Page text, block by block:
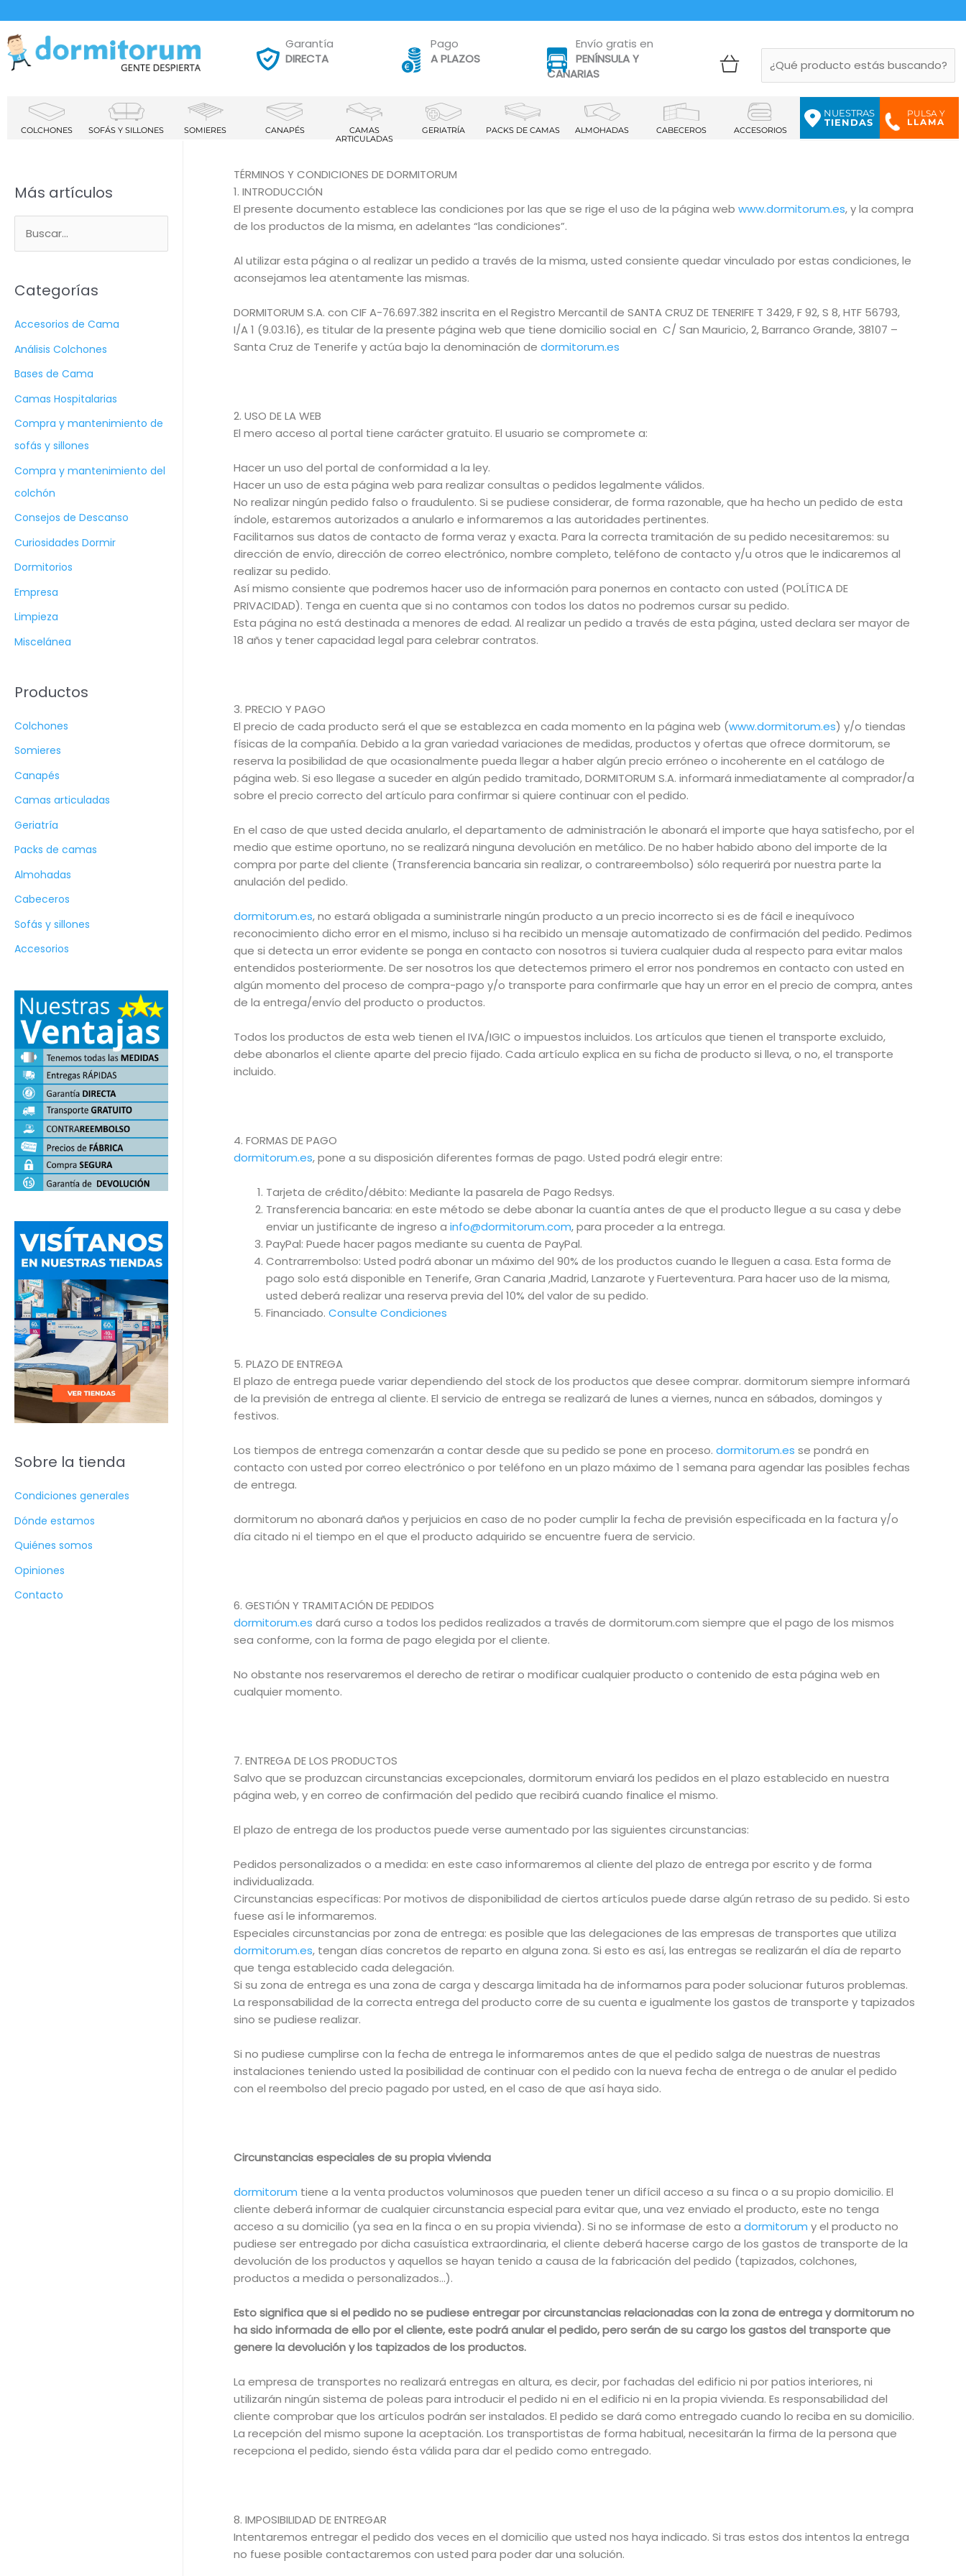
Garantía
DIRECTA
Pago
A PLAZOS
Envío gratis en
PENÍNSULA Y
CANARIAS
COLCHONES SOFÁS Y SILLONES SOMIERES CANAPÉS
CAMAS
ARTICULADAS
GERIATRÍA PACKS DE CAMAS ALMOHADAS CABECEROS ACCESORIOS
NUESTRAS
TIENDAS
PULSA Y
LLAMA
Más artículos
a
r
p
o
Categorías
Accesorios de Cama
Análisis Colchones
Bases de Cama
Camas Hospitalarias
Compra y mantenimiento de
sofás y sillones
Compra y mantenimiento del
colchón
Consejos de Descanso
Curiosidades Dormir
Dormitorios
Empresa
Limpieza
Miscelánea
Productos
Colchones
Somieres
Canapés
Camas articuladas
Geriatría
Packs de camas
Almohadas
Cabeceros
Sofás y sillones
Accesorios
Sobre la tienda
Condiciones generales
Dónde estamos
Quiénes somos
Opiniones
Contacto
TÉRMINOS Y CONDICIONES DE DORMITORUM
1. INTRODUCCIÓN
El presente documento establece las condiciones por las que se rige el uso de la página web www.dormitorum.es, y la compra
de los productos de la misma, en adelantes “las condiciones”.
Al utilizar esta página o al realizar un pedido a través de la misma, usted consiente quedar vinculado por estas condiciones, le
aconsejamos lea atentamente las mismas.
DORMITORUM S.A. con CIF A-76.697.382 inscrita en el Registro Mercantil de SANTA CRUZ DE TENERIFE T 3429, F 92, S 8, HTF 56793,
I/A 1 (9.03.16), es titular de la presente página web que tiene domicilio social en C/ San Mauricio, 2, Barranco Grande, 38107 –
Santa Cruz de Tenerife y actúa bajo la denominación de dormitorum.es
2. USO DE LA WEB
El mero acceso al portal tiene carácter gratuito. El usuario se compromete a:
Hacer un uso del portal de conformidad a la ley.
Hacer un uso de esta página web para realizar consultas o pedidos legalmente válidos.
No realizar ningún pedido falso o fraudulento. Si se pudiese considerar, de forma razonable, que ha hecho un pedido de esta
índole, estaremos autorizados a anularlo e informaremos a las autoridades pertinentes.
Facilitarnos sus datos de contacto de forma veraz y exacta. Para la correcta tramitación de su pedido necesitaremos: su
dirección de envío, dirección de correo electrónico, nombre completo, teléfono de contacto y/u otros que le indicaremos al
realizar su pedido.
Así mismo consiente que podremos hacer uso de información para ponernos en contacto con usted (POLÍTICA DE
PRIVACIDAD). Tenga en cuenta que si no contamos con todos los datos no podremos cursar su pedido.
Esta página no está destinada a menores de edad. Al realizar un pedido a través de esta página, usted declara ser mayor de
18 años y tener capacidad legal para celebrar contratos.
3. PRECIO Y PAGO
El precio de cada producto será el que se establezca en cada momento en la página web (www.dormitorum.es) y/o tiendas
físicas de la compañía. Debido a la gran variedad variaciones de medidas, productos y ofertas que ofrece dormitorum, se
reserva la posibilidad de que ocasionalmente pueda llegar a haber algún precio erróneo o incoherente en el catálogo de
página web. Si eso llegase a suceder en algún pedido tramitado, DORMITORUM S.A. informará inmediatamente al comprador/a
sobre el precio correcto del artículo para confirmar si quiere continuar con el pedido.
En el caso de que usted decida anularlo, el departamento de administración le abonará el importe que haya satisfecho, por el
medio que estime oportuno, no se realizará ninguna devolución en metálico. De no haber habido abono del importe de la
compra por parte del cliente (Transferencia bancaria sin realizar, o contrareembolso) sólo requerirá por nuestra parte la
anulación del pedido.
dormitorum.es, no estará obligada a suministrarle ningún producto a un precio incorrecto si es de fácil e inequívoco
reconocimiento dicho error en el mismo, incluso si ha recibido un mensaje automatizado de confirmación del pedido. Pedimos
que si detecta un error evidente se ponga en contacto con nosotros si tuviera cualquier duda al respecto para evitar malos
entendidos posteriormente. De ser nosotros los que detectemos primero el error nos pondremos en contacto con usted en
algún momento del proceso de compra-pago y/o transporte para confirmarle que hay un error en el precio de compra, antes
de la entrega/envío del producto o productos.
Todos los productos de esta web tienen el IVA/IGIC o impuestos incluidos. Los artículos que tienen el transporte excluido,
debe abonarlos el cliente aparte del precio fijado. Cada artículo explica en su ficha de producto si lleva, o no, el transporte
incluido.
4. FORMAS DE PAGO
dormitorum.es, pone a su disposición diferentes formas de pago. Usted podrá elegir entre:
Tarjeta de crédito/débito: Mediante la pasarela de Pago Redsys.
Transferencia bancaria: en este método se debe abonar la cuantía antes de que el producto llegue a su casa y debe
enviar un justificante de ingreso a info@dormitorum.com, para proceder a la entrega.
PayPal: Puede hacer pagos mediante su cuenta de PayPal.
Contrarrembolso: Usted podrá abonar un máximo del 90% de los productos cuando le lleguen a casa. Esta forma de
pago solo está disponible en Tenerife, Gran Canaria ,Madrid, Lanzarote y Fuerteventura. Para hacer uso de la misma,
usted deberá realizar una reserva previa del 10% del valor de su pedido.
Financiado. Consulte Condiciones
5. PLAZO DE ENTREGA
El plazo de entrega puede variar dependiendo del stock de los productos que desee comprar. dormitorum siempre informará
de la previsión de entrega al cliente. El servicio de entrega se realizará de lunes a viernes, nunca en sábados, domingos y
festivos.
Los tiempos de entrega comenzarán a contar desde que su pedido se pone en proceso. dormitorum.es se pondrá en
contacto con usted por correo electrónico o por teléfono en un plazo máximo de 1 semana para agendar las posibles fechas
de entrega.
dormitorum no abonará daños y perjuicios en caso de no poder cumplir la fecha de previsión especificada en la factura y/o
día citado ni el tiempo en el que el producto adquirido se encuentre fuera de servicio.
6. GESTIÓN Y TRAMITACIÓN DE PEDIDOS
dormitorum.es dará curso a todos los pedidos realizados a través de dormitorum.com siempre que el pago de los mismos
sea conforme, con la forma de pago elegida por el cliente.
No obstante nos reservaremos el derecho de retirar o modificar cualquier producto o contenido de esta página web en
cualquier momento.
7. ENTREGA DE LOS PRODUCTOS
Salvo que se produzcan circunstancias excepcionales, dormitorum enviará los pedidos en el plazo establecido en nuestra
página web, y en correo de confirmación del pedido que recibirá cuando finalice el mismo.
El plazo de entrega de los productos puede verse aumentado por las siguientes circunstancias:
Pedidos personalizados o a medida: en este caso informaremos al cliente del plazo de entrega por escrito y de forma
individualizada.
Circunstancias específicas: Por motivos de disponibilidad de ciertos artículos puede darse algún retraso de su pedido. Si esto
fuese así le informaremos.
Especiales circunstancias por zona de entrega: es posible que las delegaciones de las empresas de transportes que utiliza
dormitorum.es, tengan días concretos de reparto en alguna zona. Si esto es así, las entregas se realizarán el día de reparto
que tenga establecido cada delegación.
Si su zona de entrega es una zona de carga y descarga limitada ha de informarnos para poder solucionar futuros problemas.
La responsabilidad de la correcta entrega del producto corre de su cuenta e igualmente los gastos de transporte y tapizados
sino se pudiese realizar.
Si no pudiese cumplirse con la fecha de entrega le informaremos antes de que el pedido salga de nuestras de nuestras
instalaciones teniendo usted la posibilidad de continuar con el pedido con la nueva fecha de entrega o de anular el pedido
con el reembolso del precio pagado por usted, en el caso de que así haya sido.
Circunstancias especiales de su propia vivienda
dormitorum tiene a la venta productos voluminosos que pueden tener un difícil acceso a su finca o a su propio domicilio. El
cliente deberá informar de cualquier circunstancia especial para evitar que, una vez enviado el producto, este no tenga
acceso a su domicilio (ya sea en la finca o en su propia vivienda). Si no se informase de esto a dormitorum y el producto no
pudiese ser entregado por dicha casuística extraordinaria, el cliente deberá hacerse cargo de los gastos de transporte de la
devolución de los productos y aquellos se hayan tenido a causa de la fabricación del pedido (tapizados, colchones,
productos a medida o personalizados…).
Esto significa que si el pedido no se pudiese entregar por circunstancias relacionadas con la zona de entrega y dormitorum no
ha sido informada de ello por el cliente, este podrá anular el pedido, pero serán de su cargo los gastos del transporte que
genere la devolución y los tapizados de los productos.
La empresa de transportes no realizará entregas en altura, es decir, por fachadas del edificio ni por patios interiores, ni
utilizarán ningún sistema de poleas para introducir el pedido ni en el edificio ni en la propia vivienda. Es responsabilidad del
cliente comprobar que los artículos podrán ser instalados. El pedido se dará como entregado cuando lo reciba en su domicilio.
La recepción del mismo supone la aceptación. Los transportistas de forma habitual, necesitarán la firma de la persona que
recepciona el pedido, siendo ésta válida para dar el pedido como entregado.
8. IMPOSIBILIDAD DE ENTREGAR
Intentaremos entregar el pedido dos veces en el domicilio que usted nos haya indicado. Si tras estos dos intentos la entrega
no fuese posible contactaremos con usted para poder dar una solución.